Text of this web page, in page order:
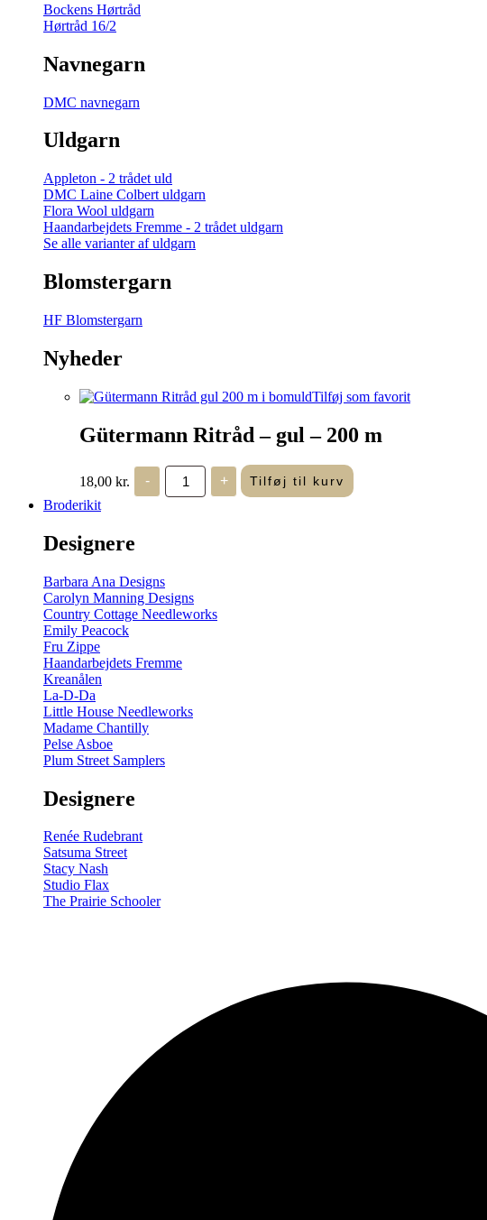
Bockens Hørtråd
Hørtråd 16/2
Navnegarn
DMC navnegarn
Uldgarn
Appleton - 2 trådet uld
DMC Laine Colbert uldgarn
Flora Wool uldgarn
Haandarbejdets Fremme - 2 trådet uldgarn
Se alle varianter af uldgarn
Blomstergarn
HF Blomstergarn
Nyheder
Tilføj som favorit
Gütermann Ritråd – gul – 200 m
18,00 kr. -
Gütermann
Ritråd
-
+ Tilføj til kurv
Broderikit
Designere
Barbara Ana Designs
Carolyn Manning Designs
Country Cottage Needleworks
Emily Peacock
Fru Zippe
Haandarbejdets Fremme
Kreanålen
La-D-Da
Little House Needleworks
Madame Chantilly
Pelse Asboe
Plum Street Samplers
Designere
Renée Rudebrant
Satsuma Street
Stacy Nash
Studio Flax
The Prairie Schooler